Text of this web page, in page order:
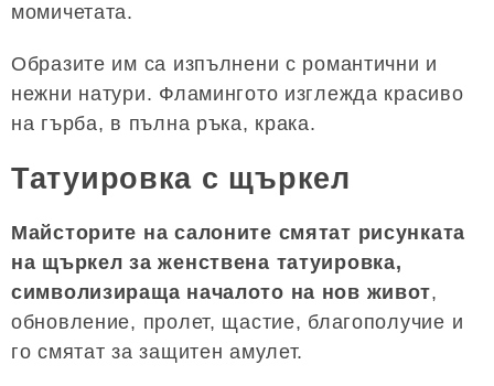
момичетата.
Образите им са изпълнени с романтични и
нежни натури. Фламингото изглежда красиво
на гърба, в пълна ръка, крака.
Татуировка с щъркел
Майсторите на салоните смятат рисунката
на щъркел за женствена татуировка,
символизираща началото на нов живот,
обновление, пролет, щастие, благополучие и
го смятат за защитен амулет.